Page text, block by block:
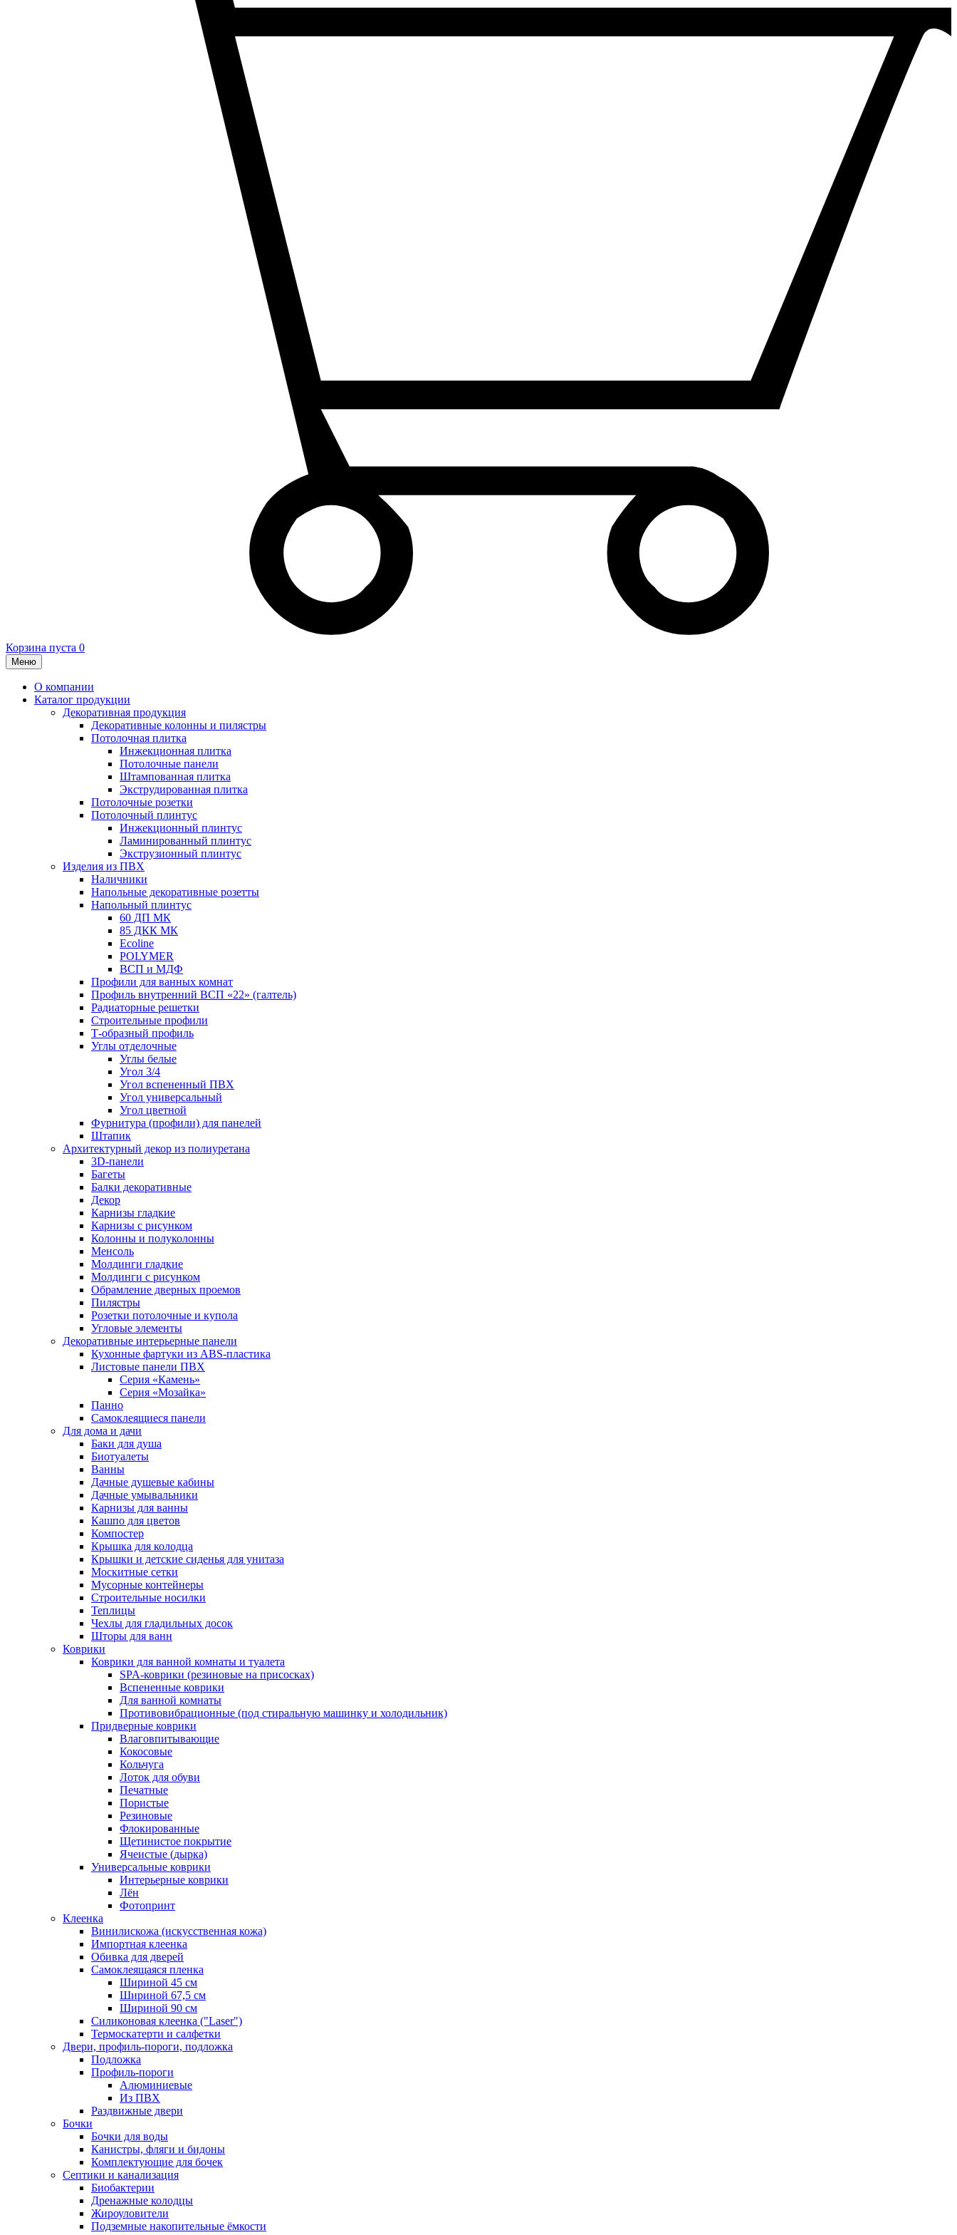
Корзина пуста 0
Меню
О компании
Каталог продукции
Декоративная продукция
Декоративные колонны и пилястры
Потолочная плитка
Инжекционная плитка
Потолочные панели
Штампованная плитка
Экструдированная плитка
Потолочные розетки
Потолочный плинтус
Инжекционный плинтус
Ламинированный плинтус
Экструзионный плинтус
Изделия из ПВХ
Наличники
Напольные декоративные розетты
Напольный плинтус
60 ДП МК
85 ДКК МК
Ecoline
POLYMER
ВСП и МДФ
Профили для ванных комнат
Профиль внутренний ВСП «22» (галтель)
Радиаторные решетки
Строительные профили
Т-образный профиль
Углы отделочные
Углы белые
Угол 3/4
Угол вспененный ПВХ
Угол универсальный
Угол цветной
Фурнитура (профили) для панелей
Штапик
Архитектурный декор из полиуретана
3D-панели
Багеты
Балки декоративные
Декор
Карнизы гладкие
Карнизы с рисунком
Колонны и полуколонны
Менсоль
Молдинги гладкие
Молдинги с рисунком
Обрамление дверных проемов
Пилястры
Розетки потолочные и купола
Угловые элементы
Декоративные интерьерные панели
Кухонные фартуки из ABS-пластика
Листовые панели ПВХ
Серия «Камень»
Серия «Мозайка»
Панно
Самоклеящиеся панели
Для дома и дачи
Баки для душа
Биотуалеты
Ванны
Дачные душевые кабины
Дачные умывальники
Карнизы для ванны
Кашпо для цветов
Компостер
Крышка для колодца
Крышки и детские сиденья для унитаза
Москитные сетки
Мусорные контейнеры
Строительные носилки
Теплицы
Чехлы для гладильных досок
Шторы для ванн
Коврики
Коврики для ванной комнаты и туалета
SPA-коврики (резиновые на присосках)
Вспененные коврики
Для ванной комнаты
Противовибрационные (под стиральную машинку и холодильник)
Придверные коврики
Влаговпитывающие
Кокосовые
Кольчуга
Лоток для обуви
Печатные
Пористые
Резиновые
Флокированные
Щетинистое покрытие
Ячеистые (дырка)
Универсальные коврики
Интерьерные коврики
Лён
Фотопринт
Клеенка
Винилискожа (искусственная кожа)
Импортная клеенка
Обивка для дверей
Самоклеящаяся пленка
Шириной 45 см
Шириной 67,5 см
Шириной 90 см
Силиконовая клеенка ("Laser")
Термоскатерти и салфетки
Двери, профиль-пороги, подложка
Подложка
Профиль-пороги
Алюминиевые
Из ПВХ
Раздвижные двери
Бочки
Бочки для воды
Канистры, фляги и бидоны
Комплектующие для бочек
Септики и канализация
Биобактерии
Дренажные колодцы
Жироуловители
Подземные накопительные ёмкости